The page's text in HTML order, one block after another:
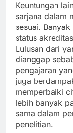
Keuntungan
sarjana dalam
sesuai.
status
Lulusan dari
dianggap
pengajaran
juga
memperbaiki
lebih banyak
sama dalam
penelitian.